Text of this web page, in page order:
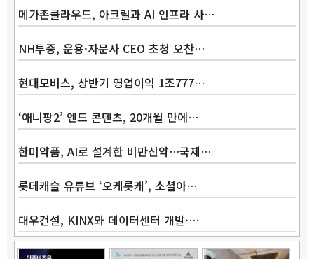
메가존클라우드, 아크릴과 AI 인프라 사…
NH투증, 운용·자문사 CEO 초청 오찬…
현대모비스, 상반기 영업이익 1조777…
‘애니팡2’ 엔드 콘텐츠, 20개월 만에…
한미약품, AI로 설계한 비만신약…국제…
롯데캐슬 유튜브 ‘오케롯캐’, 소셜아…
대우건설, KINX와 데이터센터 개발·…